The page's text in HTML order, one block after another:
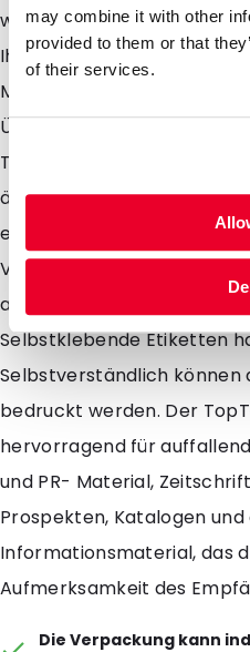
may combine it with other
provided to them or that
of their services.
wahrgenommen und
Ihrer Mailing buchstäblich
Mailing transparent im
Überdies sparen Sie
TopTac leichtgewichtig ist,
äusserst strapazierfähig
einen einfach und schnell
Verschluss verfügen.
ausgezeichnet gegen
Selbstklebende Etiketten
Selbstverständlich können
bedruckt werden. Der
hervorragend für
und PR- Material,
Prospekten, Katalogen
Informationsmaterial, das
Aufmerksamkeit des
Die Verpackung kann